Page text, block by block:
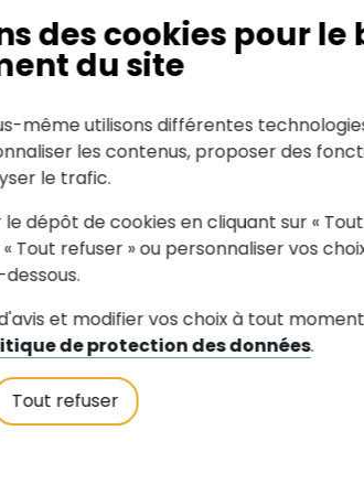
des cookies pour le
du site
même utilisons différentes
les contenus, proposer des
le trafic.
dépôt de cookies en cliquant sur «
Tout refuser » ou personnaliser vos
et modifier vos choix à tout
de protection des données.
Tout refuser
02 40 54 18 82
Voir le site